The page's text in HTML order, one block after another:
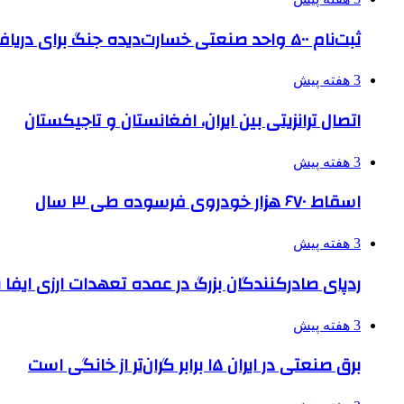
ثبت‌نام ۵۰۰ واحد صنعتی خسارت‌دیده جنگ برای دریافت تسهیلات
3 هفته پیش
اتصال ترانزیتی بین ایران، افغانستان و تاجیکستان
3 هفته پیش
اسقاط ۶۷۰ هزار خودروی فرسوده طی ۳ سال
3 هفته پیش
ردپای صادرکنندگان بزرگ در عمده تعهدات ارزی
3 هفته پیش
برق صنعتی در ایران ۱۵ برابر گران‌تر از خانگی است